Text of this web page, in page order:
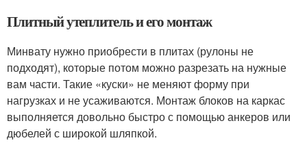
Плитный утеплитель и его монтаж
Минвату нужно приобрести в плитах (рулоны не
подходят), которые потом можно разрезать на нужные
вам части. Такие «куски» не меняют форму при
нагрузках и не усаживаются. Монтаж блоков на каркас
выполняется довольно быстро с помощью анкеров или
дюбелей с широкой шляпкой.